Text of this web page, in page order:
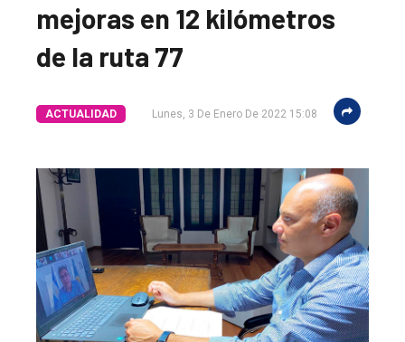
mejoras en 12 kilómetros
de la ruta 77
ACTUALIDAD Lunes, 3 De Enero De 2022 15:08